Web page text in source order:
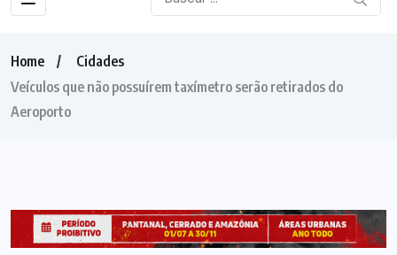
Home
Cidades
Veículos que não possuírem taxímetro serão retirados do
Aeroporto